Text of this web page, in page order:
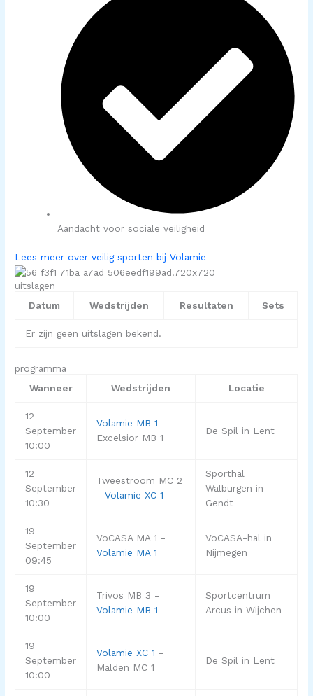
Aandacht voor sociale veiligheid​
Lees meer over veilig sporten bij Volamie
uitslagen
Datum
Wedstrijden Resultaten Sets
Er zijn geen uitslagen bekend.
programma
Wanneer
Wedstrijden Locatie
12
September
10:00
Volamie MB 1 -
Excelsior MB 1
De Spil in Lent
12
September
10:30
Tweestroom MC 2
- Volamie XC 1
Sporthal
Walburgen in
Gendt
19
September
09:45
VoCASA MA 1 -
Volamie MA 1
VoCASA-hal in
Nijmegen
19
September
10:00
Trivos MB 3 -
Volamie MB 1
Sportcentrum
Arcus in Wijchen
19
September
10:00
Volamie XC 1 -
Malden MC 1
De Spil in Lent